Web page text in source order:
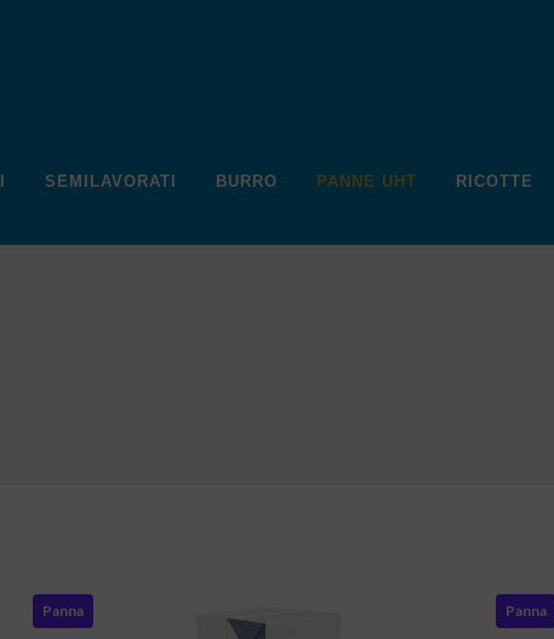
SEMILAVORATI BURRO PANNE UHT RICOTTE
Panna Panna